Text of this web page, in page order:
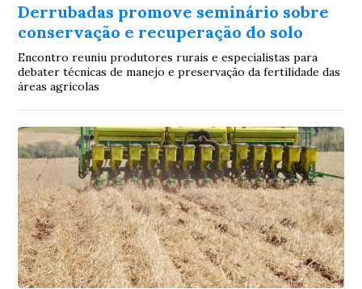
Derrubadas promove seminário sobre
conservação e recuperação do solo
Encontro reuniu produtores rurais e especialistas para
debater técnicas de manejo e preservação da fertilidade das
áreas agrícolas